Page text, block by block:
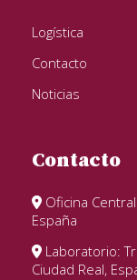
Logística
Contacto
Noticias
Contacto
Oficina
España
Laboratorio:
Ciudad Real,